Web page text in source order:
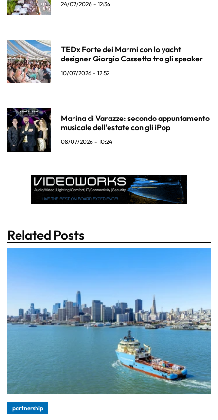
24/07/2026 - 12:36
TEDx Forte dei Marmi con lo yacht
designer Giorgio Cassetta tra gli speaker
10/07/2026 - 12:52
Marina di Varazze: secondo appuntamento
musicale dell'estate con gli iPop
08/07/2026 - 10:24
Related Posts
partnership